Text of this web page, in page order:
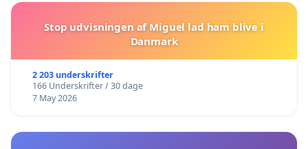
Stop udvisningen af Miguel lad ham blive i
Danmark
2 203 underskrifter
166 Underskrifter / 30 dage
7 May 2026